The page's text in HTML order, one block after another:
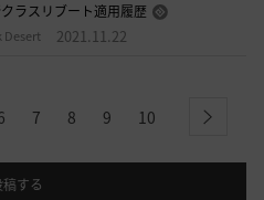
ラスリブート適用履歴
Desert 2021.11.22
7 8 9 10 next
稿する